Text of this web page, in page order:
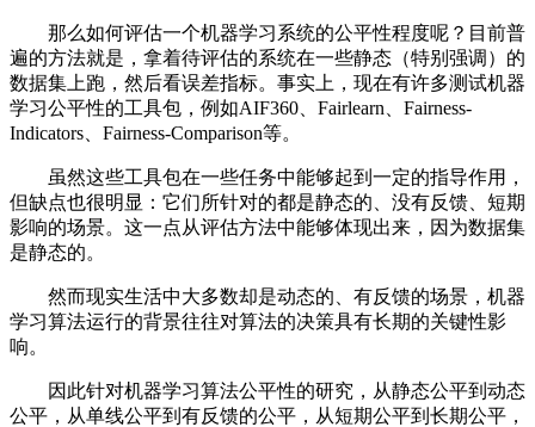
那么如何评估一个机器学习系统的公平性程度呢？目前普
遍的方法就是，拿着待评估的系统在一些静态（特别强调）的
数据集上跑，然后看误差指标。事实上，现在有许多测试机器
学习公平性的工具包，例如AIF360、Fairlearn、Fairness-
Indicators、Fairness-Comparison等。
虽然这些工具包在一些任务中能够起到一定的指导作用，
但缺点也很明显：它们所针对的都是静态的、没有反馈、短期
影响的场景。这一点从评估方法中能够体现出来，因为数据集
是静态的。
然而现实生活中大多数却是动态的、有反馈的场景，机器
学习算法运行的背景往往对算法的决策具有长期的关键性影
响。
因此针对机器学习算法公平性的研究，从静态公平到动态
公平，从单线公平到有反馈的公平，从短期公平到长期公平，